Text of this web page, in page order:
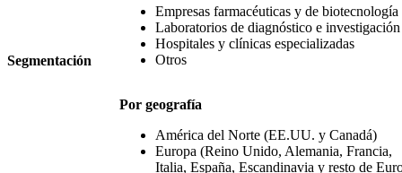
Segmentación
Empresas farmacéuticas y de biotecnología
Laboratorios de diagnóstico e investigación
Hospitales y clínicas especializadas
Otros
Por geografía
América del Norte (EE.UU. y Canadá)
Europa (Reino Unido, Alemania, Francia,
Italia, España, Escandinavia y resto de